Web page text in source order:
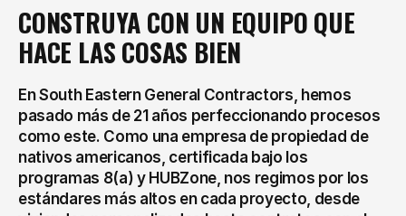
CONSTRUYA CON UN EQUIPO QUE
HACE LAS COSAS BIEN
En South Eastern General Contractors, hemos
pasado más de 21 años perfeccionando procesos
como este. Como una empresa de propiedad de
nativos americanos, certificada bajo los
programas 8(a) y HUBZone, nos regimos por los
estándares más altos en cada proyecto, desde